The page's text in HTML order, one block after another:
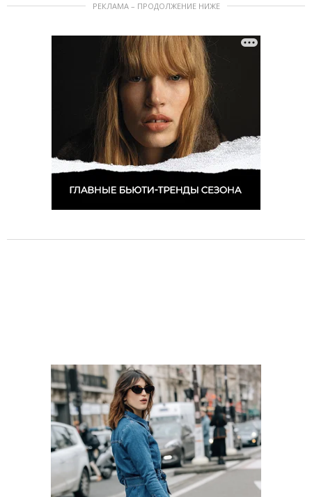
РЕКЛАМА – ПРОДОЛЖЕНИЕ НИЖЕ